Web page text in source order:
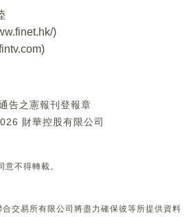
)
)
告之憲報刊登報章
財華控股有限公司
不得轉載。
交易所有限公司將盡力確保彼等所提供資料